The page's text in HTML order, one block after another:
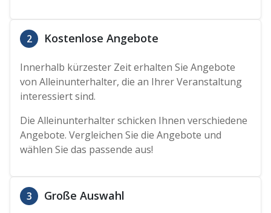
2 Kostenlose Angebote
Innerhalb kürzester Zeit erhalten Sie Angebote
von Alleinunterhalter, die an Ihrer Veranstaltung
interessiert sind.
Die Alleinunterhalter schicken Ihnen verschiedene
Angebote. Vergleichen Sie die Angebote und
wählen Sie das passende aus!
3 Große Auswahl